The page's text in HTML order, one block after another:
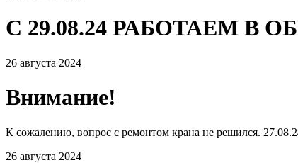
С 29.08.24 РАБОТАЕМ
26 августа 2024
Внимание!
К сожалению, вопрос с ремонтом крана не решился.
26 августа 2024